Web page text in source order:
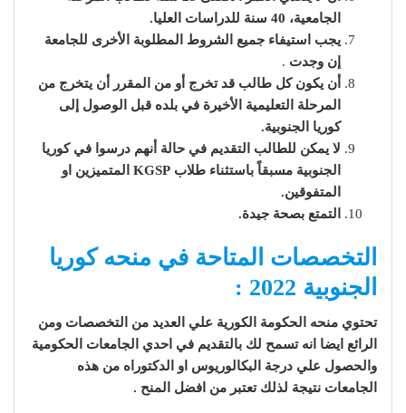
الجامعية، 40 سنة للدراسات العليا.
يجب
استيفاء جميع الشروط المطلوبة الأخرى للجامعة
إن وجدت .
أن يكون كل طالب قد تخرج أو من المقرر أن يتخرج من
المرحلة التعليمية الأخيرة في بلده قبل الوصول إلى
كوريا الجنوبية.
لا يمكن للطالب التقديم في حالة أنهم درسوا في كوريا
الجنوبية مسبقاً باستثناء طلاب KGSP المتميزين او
المتفوقين.
التمتع بصحة جيدة.
التخصصات المتاحة في منحه كوريا
الجنوبية 2022 :
تحتوي منحه الحكومة الكورية علي العديد من التخصصات ومن
الرائع ايضا انه تسمح لك بالتقديم في احدي الجامعات الحكومية
والحصول علي درجة البكالوريوس او الدكتوراه من هذه
الجامعات نتيجة لذلك تعتبر من افضل المنح .